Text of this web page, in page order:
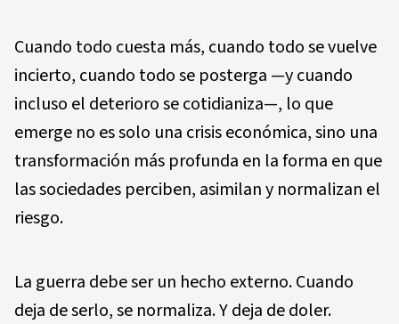
Cuando todo cuesta más, cuando todo se vuelve
incierto, cuando todo se posterga —y cuando
incluso el deterioro se cotidianiza—, lo que
emerge no es solo una crisis económica, sino una
transformación más profunda en la forma en que
las sociedades perciben, asimilan y normalizan el
riesgo.
La guerra debe ser un hecho externo. Cuando
deja de serlo, se normaliza. Y deja de doler.